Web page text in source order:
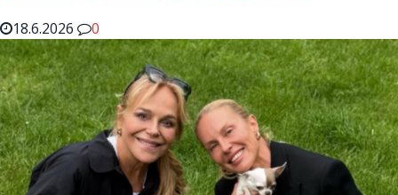
18.6.2026
0